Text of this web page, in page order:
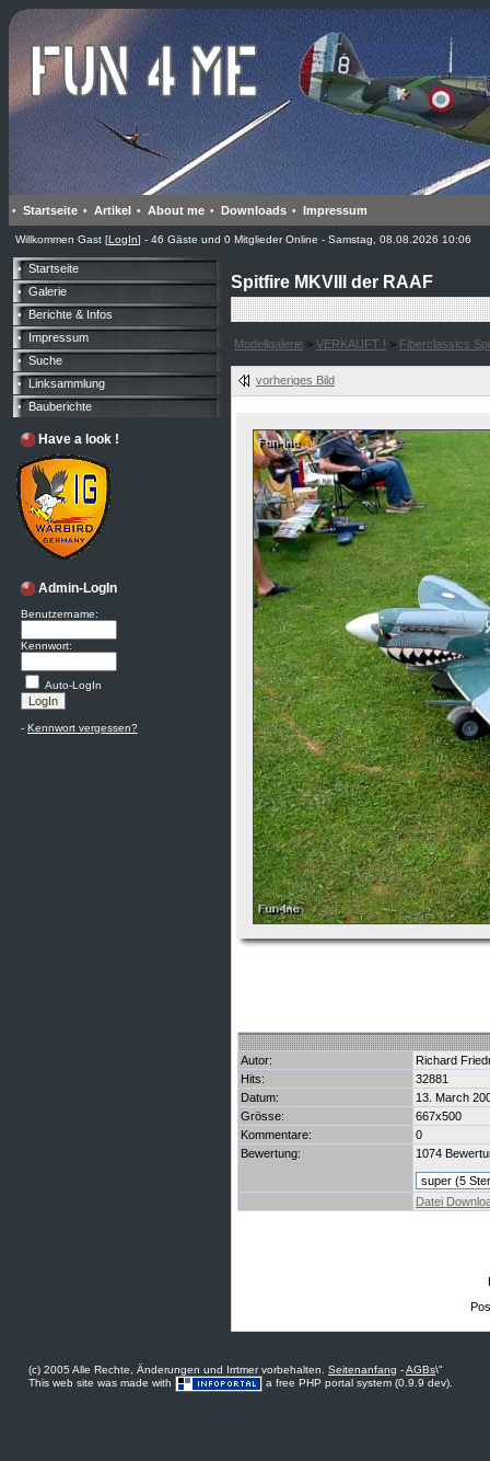
• Startseite • Artikel • About me • Downloads • Impressum
Willkommen Gast [LogIn] - 46 Gäste und 0 Mitglieder Online - Samstag, 08.08.2026 10:06
• Startseite
• Galerie
• Berichte & Infos
• Impressum
• Suche
• Linksammlung
• Bauberichte
Have a look !
Admin-LogIn
Benutzername:
Kennwort:
Auto-LogIn
- Kennwort vergessen?
Spitfire MKVIII der RAAF
Modellgalerie > VERKAUFT ! > Fiberclassics
vorheriges Bild
Autor:
Richard
Hits:
32881
Datum:
13. March
Grösse:
667x500
Kommentare:
0
Bewertung:
1074
Datei
(c) 2005 Alle Rechte, Änderungen und Irrtmer vorbehalten. Seitenanfang -AGBs\"
This web site was made with
a free PHP portal system (0.9.9 dev).